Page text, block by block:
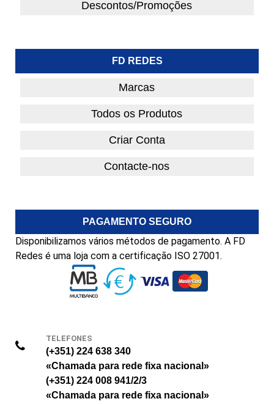
Descontos/Promoções
FD REDES
Marcas
Todos os Produtos
Criar Conta
Contacte-nos
PAGAMENTO SEGURO
Disponibilizamos vários métodos de pagamento. A FD
Redes é uma loja com a certificação ISO 27001.
TELEFONES
(+351) 224 638 340
«Chamada para rede fixa nacional»
(+351) 224 008 941/2/3
«Chamada para rede fixa nacional»